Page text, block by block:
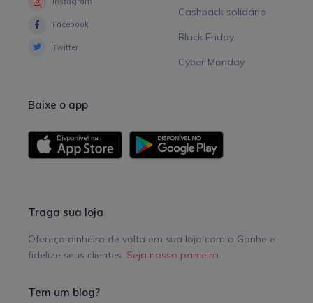
Facebook
Twitter
Cashback solidário
Black Friday
Cyber Monday
Baixe o app
Traga sua loja
Ofereça dinheiro de volta em sua loja com o Ganhe e
fidelize seus clientes. Seja nosso parceiro.
Tem um blog?